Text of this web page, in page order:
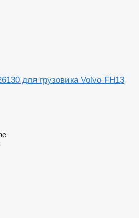
для грузовика Volvo FH13